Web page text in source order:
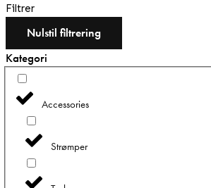
Filtrer
Nulstil filtrering
Kategori
Accessories
Strømper